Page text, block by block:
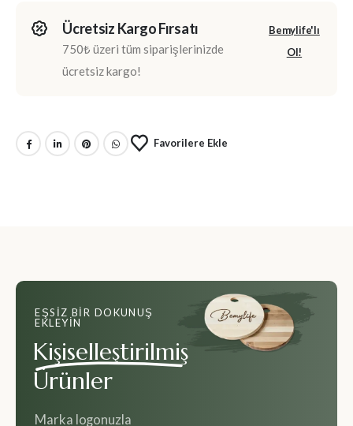
Ücretsiz Kargo Fırsatı
750₺ üzeri tüm siparişlerinizde
ücretsiz kargo!
Bemylife'lı
Ol!
Favorilere Ekle
EŞSIZ BIR DOKUNUŞ
EKLEYIN
Kişiselleştirilmiş
Ürünler
Marka logonuzla